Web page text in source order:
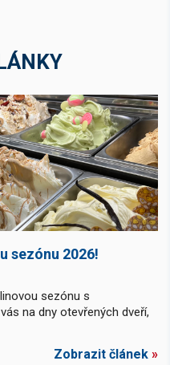
sezónu 2026!
sezónu s
na dny otevřených dveří,
Zobrazit článek »